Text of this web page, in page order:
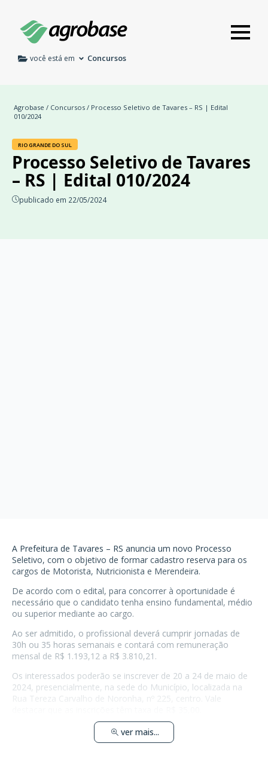
você está em Concursos
Agrobase / Concursos / Processo Seletivo de Tavares – RS | Edital
010/2024
RIO GRANDE DO SUL
Processo Seletivo de Tavares
– RS | Edital 010/2024
publicado em 22/05/2024
A Prefeitura de Tavares – RS anuncia um novo Processo
Seletivo, com o objetivo de formar cadastro reserva para os
cargos de Motorista, Nutricionista e Merendeira.
De acordo com o edital, para concorrer à oportunidade é
necessário que o candidato tenha ensino fundamental, médio
ou superior mediante ao cargo.
Ao ser admitido, o profissional deverá cumprir jornadas de
30h ou 35 horas semanais e contará com remuneração
mensal de R$ 1.193,12 a R$ 3.810,21.
Os interessados poderão se inscrever de 20 a 24 de maio de
2024, presencialmente, na sede do Município, localizada na
Rua Tereza Carvalho de Noronha, nº 225, centro. Vale
ver mais...